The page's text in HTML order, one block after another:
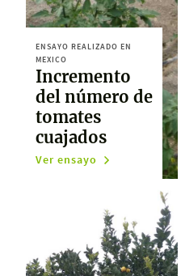
ENSAYO REALIZADO EN
MEXICO
Incremento
del número de
tomates
cuajados
Ver ensayo